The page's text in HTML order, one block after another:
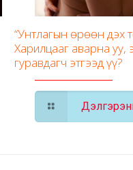
“Унтлагын өрөөн дэх
Харилцааг аварна уу,
гуравдагч этгээд үү?